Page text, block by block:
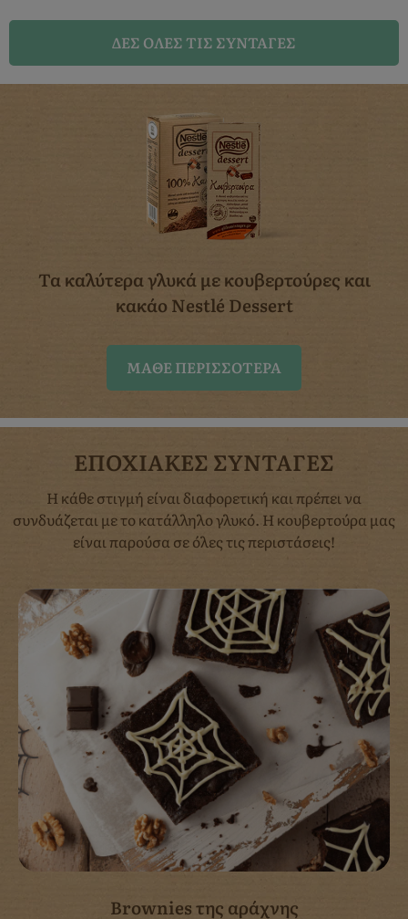
ΔΈΣ ΌΛΕΣ ΤΙΣ ΣΥΝΤΑΓΈΣ
Τα καλύτερα γλυκά με κουβερτούρες και
κακάο Nestlé Dessert
ΜΆΘΕ ΠΕΡΙΣΣΌΤΕΡΑ
ΕΠΟΧΙΑΚΕΣ ΣΥΝΤΑΓΕΣ
Η κάθε στιγμή είναι διαφορετική και πρέπει να
συνδυάζεται με το κατάλληλο γλυκό. Η κουβερτούρα μας
είναι παρούσα σε όλες τις περιστάσεις!
Brownies της αράχνης